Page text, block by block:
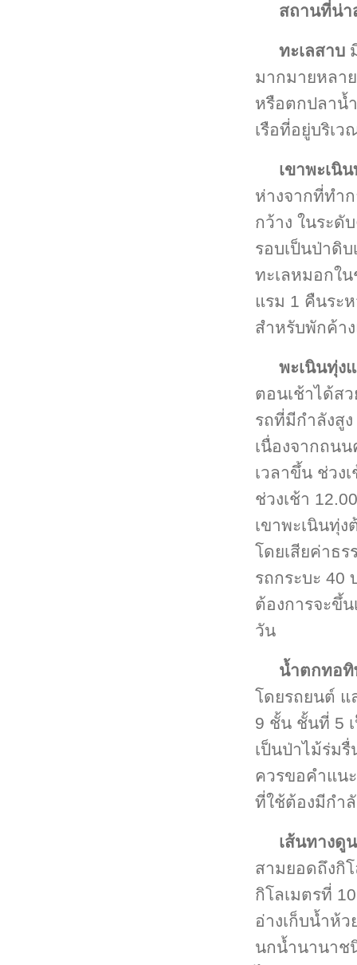
สถานที่น่า
ทะเลสาบ
มากมายหลา
หรือตกปลาน้
เรือที่อยู่บริเ
เขาพะเนิน
ห่างจากที่ทำ
กว้าง ในระดั
รอบเป็นป่าดิ
ทะเลหมอกใ
แรม 1 คืนระ
สำหรับพักค้าง
พะเนินทุ่ง
ตอนเช้าได้ส
รถที่มีกำลังสู
เนื่องจากถน
เวลาขึ้น ช่วง
ช่วงเช้า
เขาพะเนินทุ่
โดยเสียค่าธ
รถกระบะ 40
ต้องการจะขึ้
วัน
น้ำตกทอทิ
โดยรถยนต์ แ
9 ชั้น ชั้นที่ 5
เป็นป่าไม้ร่ม
ควรขอคำแน
ที่ใช้ต้องมีกำลั
เส้นทางดู
สามยอดถึงกิ
กิโลเมตรที่
อ่างเก็บน้ำห้
นกน้ำนานาช